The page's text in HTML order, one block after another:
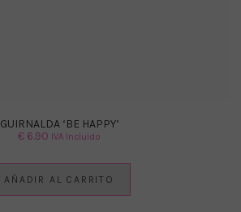
GUIRNALDA ‘BE HAPPY’
€ 6.90 IVA Incluido
AÑADIR AL CARRITO